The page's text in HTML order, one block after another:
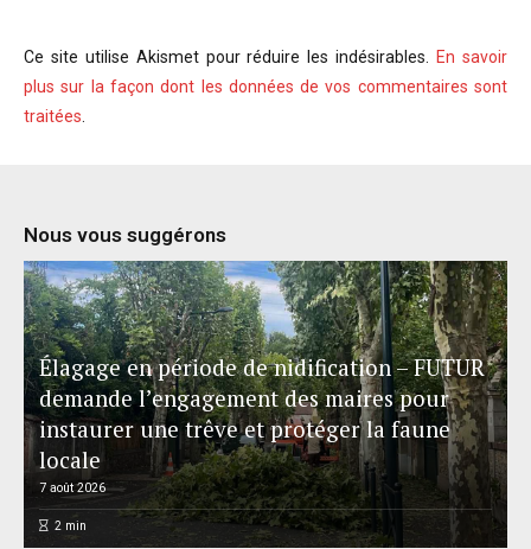
Ce site utilise Akismet pour réduire les indésirables.En savoir
plus sur la façon dont les données de vos commentaires sont
traitées
Nous vous suggérons
Élagage en période de nidification – FUTUR
demande l’engagement des maires pour
instaurer une trêve et protéger la faune
locale
7 août 2026
2min